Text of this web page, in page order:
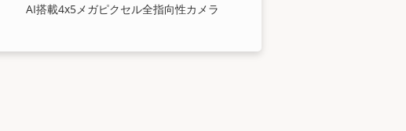
AI搭載4x5メガピクセル全指向性カメラ